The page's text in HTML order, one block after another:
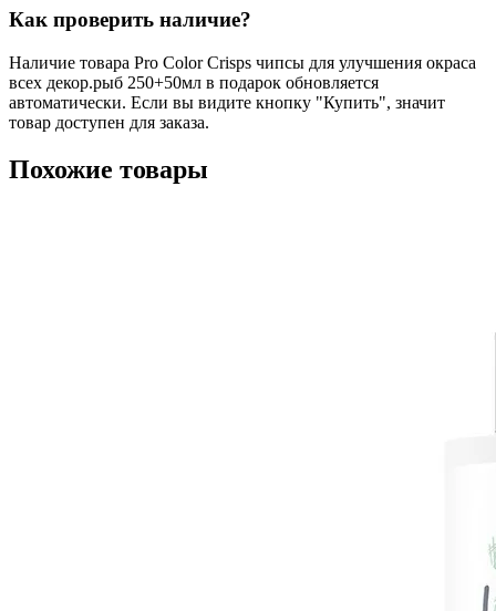
Как проверить наличие?
Наличие товара Pro Color Crisps чипсы для улучшения окраса
всех декор.рыб 250+50мл в подарок обновляется
автоматически. Если вы видите кнопку "Купить", значит
товар доступен для заказа.
Похожие товары